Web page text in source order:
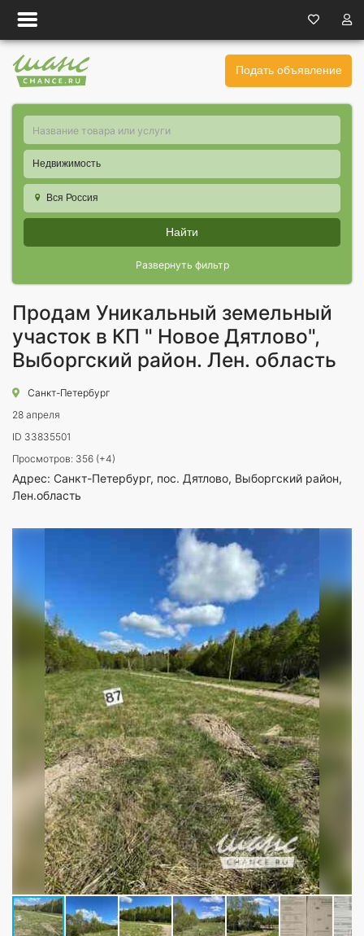
Подать объявление
Недвижимость
Вся Россия
Найти
Развернуть фильтр
Продам Уникальный земельный
участок в КП " Новое Дятлово",
Выборгский район. Лен. область
Санкт-Петербург
28 апреля
ID 33835501
Просмотров: 356 (+4)
Адрес: Санкт-Петербург, пос. Дятлово, Выборгский район,
Лен.область